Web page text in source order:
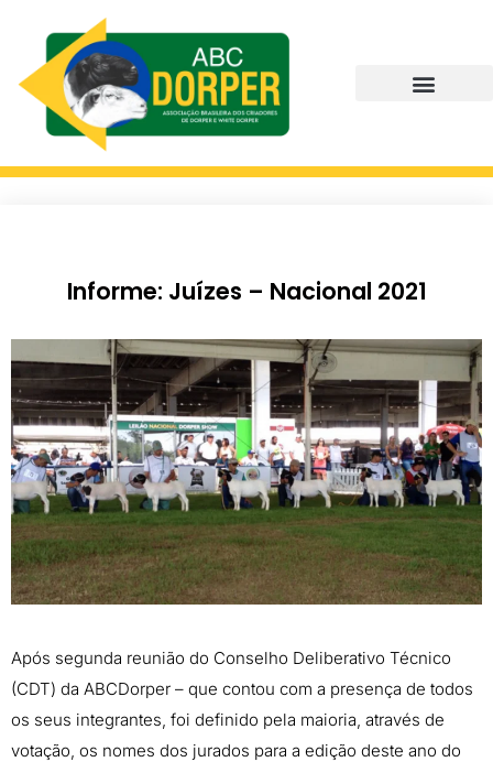
Informe: Juízes – Nacional 2021
Após segunda reunião do Conselho Deliberativo Técnico
(CDT) da ABCDorper – que contou com a presença de todos
os seus integrantes, foi definido pela maioria, através de
votação, os nomes dos jurados para a edição deste ano do